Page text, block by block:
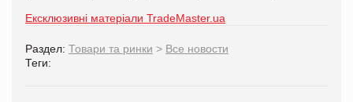
Ексклюзивні матеріали TradeMaster.ua
Раздел: Товари та ринки > Все новости
Теги: